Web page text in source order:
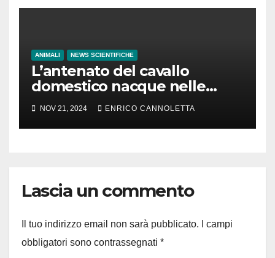
ANIMALI NEWS SCIENTIFICHE
L’antenato del cavallo
domestico nacque nelle
steppe del Mar Nero
NOV 21, 2024 ENRICO CANNOLETTA
Lascia un commento
Il tuo indirizzo email non sarà pubblicato.
I campi
obbligatori sono contrassegnati *